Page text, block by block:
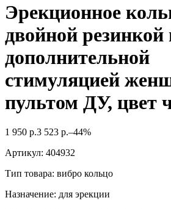
Эрекционное
двойной резинкой
дополнительной
стимуляцией
пультом ДУ, цвет
1 950 р.3 523 р.–44%
Артикул: 404932
Тип товара: вибро кольцо
Назначение: для эрекции